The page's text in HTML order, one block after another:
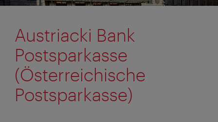
Austriacki Bank
Postsparkasse
(Österreichische
Postsparkasse)